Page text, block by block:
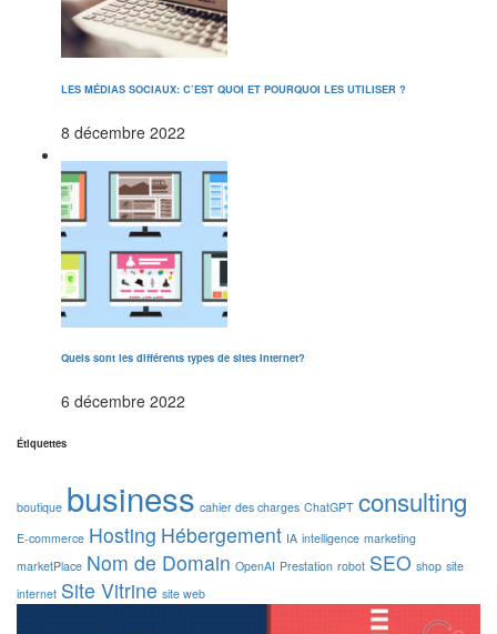
LES MÉDIAS SOCIAUX: C’EST QUOI ET POURQUOI LES UTILISER ?
8 décembre 2022
Quels sont les différents types de sites Internet?
6 décembre 2022
Étiquettes
boutique business cahier des charges ChatGPT consulting
E-commerce Hosting Hébergement IA intelligence marketing
marketPlace Nom de Domain OpenAI Prestation robot SEO shop site
internet Site Vitrine site web